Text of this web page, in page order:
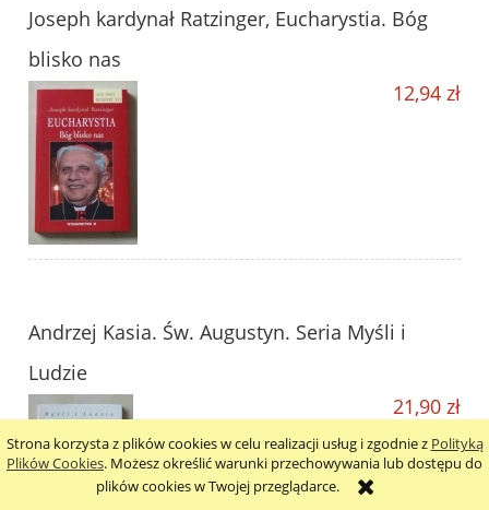
Strona korzysta z plików cookies w celu realizacji usług i zgodnie z Polityką
Plików Cookies. Możesz określić warunki przechowywania lub dostępu do
plików cookies w Twojej przeglądarce.
Joseph kardynał Ratzinger, Eucharystia. Bóg
blisko nas
12,94 zł
Andrzej Kasia. Św. Augustyn. Seria Myśli i
Ludzie
21,90 zł